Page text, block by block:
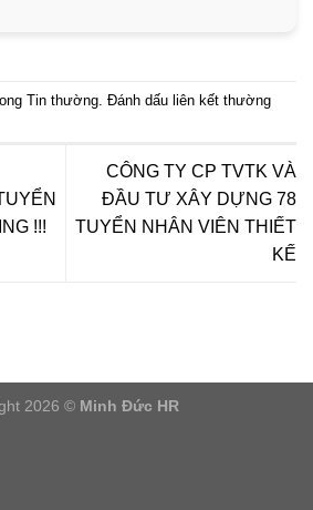
Tin thường . Đánh dấu liên kết thường
!!!
CÔNG TY CP TVTK VÀ
ĐẦU TƯ XÂY DỰNG 78
TUYỂN NHÂN VIÊN THIẾT
KẾ
2026 © Minh Đức HR